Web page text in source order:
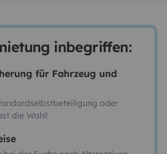
inbegriffen:
für Fahrzeug und
oder
die Wahl!